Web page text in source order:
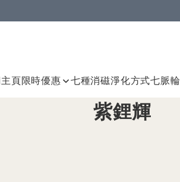
主頁限時優惠 七種消磁淨化方式七脈輪
紫鋰輝